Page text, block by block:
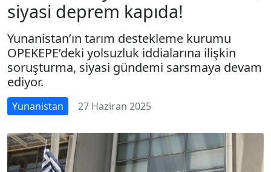
siyasi deprem kapıda!
Yunanistan’ın tarım destekleme kurumu
OPEKEPE’deki yolsuzluk iddialarına ilişkin
soruşturma, siyasi gündemi sarsmaya devam
ediyor.
Yunanistan 27 Haziran 2025